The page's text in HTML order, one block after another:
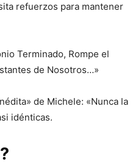
refuerzos para mantener
Terminado, Rompe el
de Nosotros…»
de Michele: «Nunca la
idénticas.